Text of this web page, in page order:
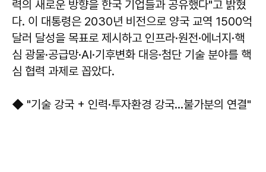
력의 새로운 방향을 한국 기업들과 공유했다"고 밝혔
다. 이 대통령은 2030년 비전으로 양국 교역 1500억
달러 달성을 목표로 제시하고 인프라·원전·에너지·핵
심 광물·공급망·AI·기후변화 대응·첨단 기술 분야를 핵
심 협력 과제로 꼽았다.
◆ "기술 강국 + 인력·투자환경 강국…불가분의 연결"